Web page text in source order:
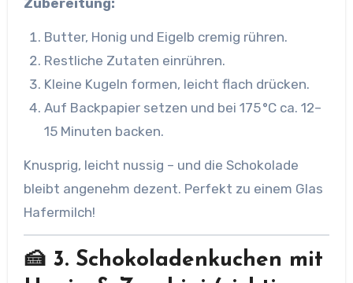
Butter, Honig und Eigelb cremig rühren.
Restliche Zutaten einrühren.
Kleine Kugeln formen, leicht flach drücken.
Auf Backpapier setzen und bei 175 °C ca. 12–
15 Minuten backen.
Knusprig, leicht nussig – und die Schokolade
bleibt angenehm dezent. Perfekt zu einem Glas
Hafermilch!
🍰 3. Schokoladenkuchen mit